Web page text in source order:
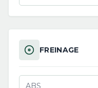
FREINAGE
ABS